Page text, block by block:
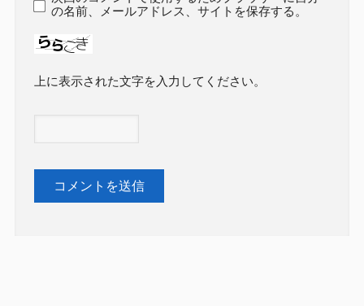
の名前、メールアドレス、サイトを保存する。
上に表示された文字を入力してください。